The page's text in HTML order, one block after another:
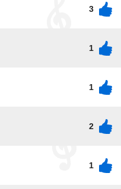
3
1
1
2
1